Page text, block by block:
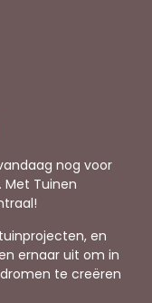
nog voor
Tuinen
en
ernaar uit om in
te creëren